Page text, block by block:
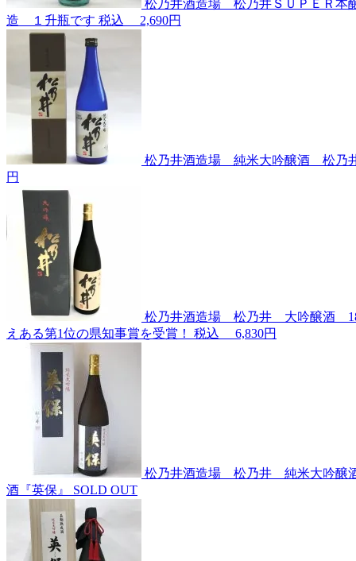
松乃井酒造場 松乃井ＳＵＰＥＲ
造 １升瓶です 税込 2,690円
松乃井酒造場 純米大吟醸酒 松
円
松乃井酒造場 松乃井 大吟醸酒
えある第1位の県知事賞を受賞！
税込 6,830円
松乃井酒造場 松乃井 純米大吟
酒『英保』
SOLD OUT